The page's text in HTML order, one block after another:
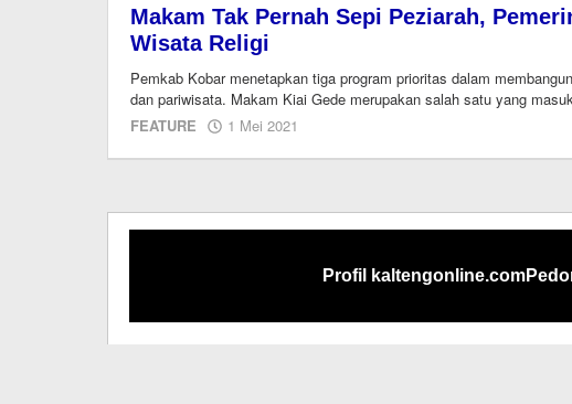
Makam Tak Pernah Sepi Peziarah,
Wisata Religi
Pemkab Kobar menetapkan tiga program prioritas dalam
dan pariwisata. Makam Kiai Gede merupakan salah satu yang
FEATURE
1 Mei 2021
kaltengonline.com
Profil kaltengonline.com